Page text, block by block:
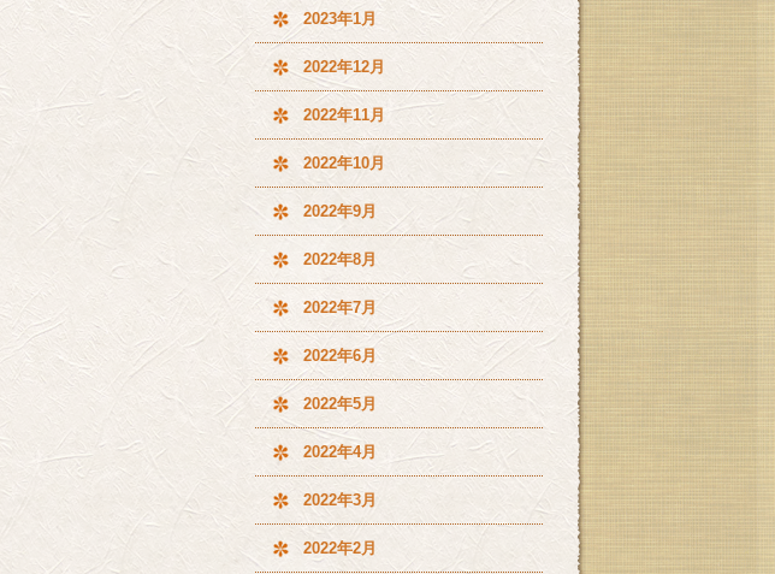
2023年1月
2022年12月
2022年11月
2022年10月
2022年9月
2022年8月
2022年7月
2022年6月
2022年5月
2022年4月
2022年3月
2022年2月